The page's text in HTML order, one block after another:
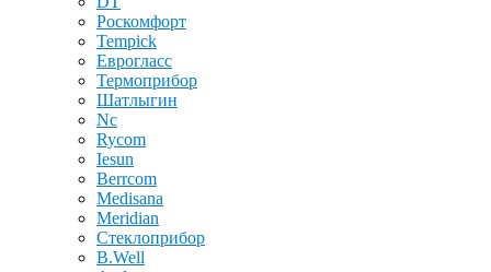
Роскомфорт
Tempick
Еврогласс
Термоприбор
Шатлыгин
Nc
Rycom
Iesun
Berrcom
Medisana
Meridian
Стеклоприбор
B.Well